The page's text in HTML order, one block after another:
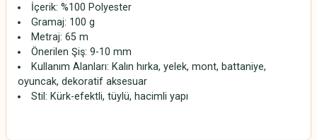
İçerik: %100 Polyester
Gramaj: 100 g
Metraj: 65 m
Önerilen Şiş: 9-10 mm
Kullanım Alanları: Kalın hırka, yelek, mont, battaniye,
oyuncak, dekoratif aksesuar
Stil: Kürk-efektli, tüylü, hacimli yapı